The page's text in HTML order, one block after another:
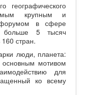
географического
крупным и
форумом в сфере
5 тысяч
стран.
люди, планета:
мотивом
для
ко всему